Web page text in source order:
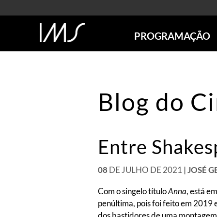
PROGRAMAÇÃO
POÇOS DE CALDAS
ONLINE
EM CARTAZ
FUTURAS
ANTERIORES
VISITAS MEDIADAS
Blog do
Entre
08DE JULHO DE 2021 | JOSÉ
Com o singelo títuloAnna, está
penúltima, pois foi feito em 2019